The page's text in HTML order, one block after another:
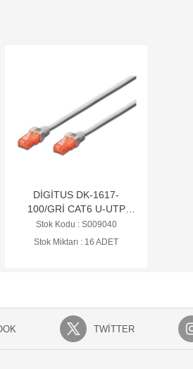
DİGİTUS DK-1617-
100/GRİ CAT6 U-UTP
PATCH KABLO, Cu, LSZH
AWG 26/7, 10MT
Stok Kodu : S009040
Stok Miktarı : 16 ADET
TWITTER